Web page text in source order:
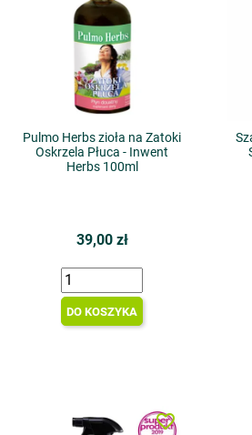
Pulmo Herbs zioła na Zatoki
Oskrzela Płuca - Inwent
Herbs 100ml
39,00 zł
DO KOSZYKA
favorite_border